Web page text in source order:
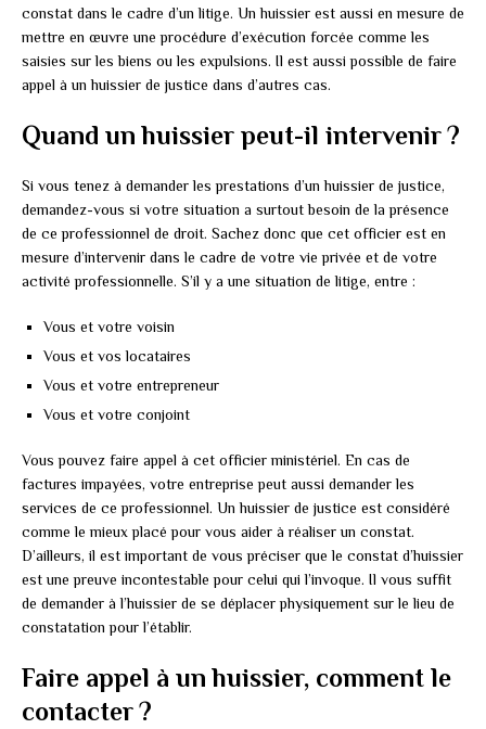
constat dans le cadre d’un litige. Un huissier est aussi en mesure de
mettre en œuvre une procédure d’exécution forcée comme les
saisies sur les biens ou les expulsions. Il est aussi possible de faire
appel à un huissier de justice dans d’autres cas.
Quand un huissier peut-il intervenir ?
Si vous tenez à demander les prestations d’un huissier de justice,
demandez-vous si votre situation a surtout besoin de la présence
de ce professionnel de droit. Sachez donc que cet officier est en
mesure d’intervenir dans le cadre de votre vie privée et de votre
activité professionnelle. S’il y a une situation de litige, entre :
Vous et votre voisin
Vous et vos locataires
Vous et votre entrepreneur
Vous et votre conjoint
Vous pouvez faire appel à cet officier ministériel. En cas de
factures impayées, votre entreprise peut aussi demander les
services de ce professionnel. Un huissier de justice est considéré
comme le mieux placé pour vous aider à réaliser un constat.
D’ailleurs, il est important de vous préciser que le constat d’huissier
est une preuve incontestable pour celui qui l’invoque. Il vous suffit
de demander à l’huissier de se déplacer physiquement sur le lieu de
constatation pour l’établir.
Faire appel à un huissier, comment le
contacter ?